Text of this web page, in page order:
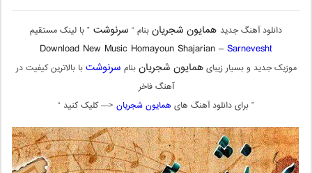
دانلود آهنگ جدید همایون شجریانبنام “ سرنوشت ” با لینک مستقیم
Download New Music Homayoun Shajarian –Sarnevesht
موزیک جدید و بسیار زیبایهمایون شجریانبنام سرنوشتبا بالاترین کیفیت در
آهنگ فاخر
” برای دانلود آهنگ های همایون شجریان <— کلیک کنید “